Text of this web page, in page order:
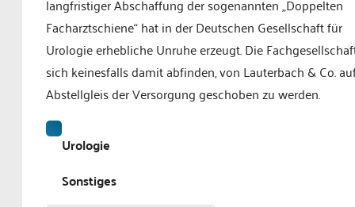
langfristiger Abschaffung der sogenannten „Doppelten
Facharztschiene“ hat in der Deutschen Gesellschaft für
Urologie erhebliche Unruhe erzeugt. Die
sich keinesfalls damit abfinden, von Lauterbach & Co.
Abstellgleis der Versorgung geschoben zu werden.
Urologie
Sonstiges